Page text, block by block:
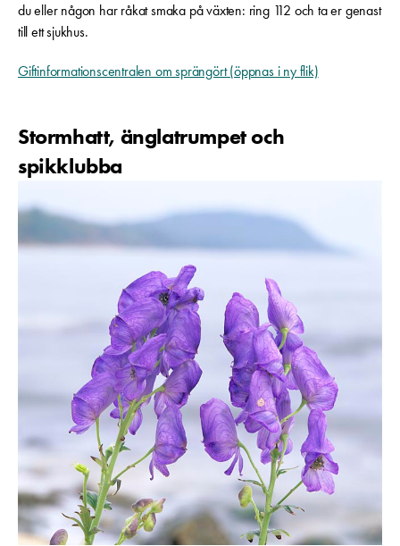
du eller någon har råkat smaka på växten: ring 112 och ta er genast
till ett sjukhus.
Giftinformationscentralen om sprängört (öppnas i ny flik)
Stormhatt, änglatrumpet och
spikklubba